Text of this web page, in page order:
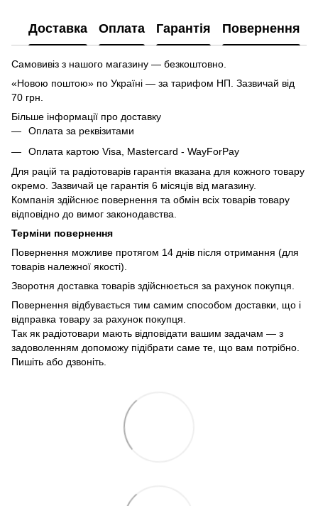
Доставка Оплата Гарантія Повернення
Самовивіз з нашого магазину — безкоштовно.
«Новою поштою» по Україні — за тарифом НП. Зазвичай від
70 грн.
Більше інформації про доставку
Оплата за реквізитами
Оплата картою Visa, Mastercard - WayForPay
Для рацій та радіотоварів гарантія вказана для кожного товару
окремо. Зазвичай це гарантія 6 місяців від магазину.
Компанія здійснює повернення та обмін всіх товарів товару
відповідно до вимог законодавства.
Терміни повернення
Повернення можливе протягом 14 днів після отримання (для
товарів належної якості).
Зворотня доставка товарів здійснюється за рахунок покупця.
Повернення відбувається тим самим способом доставки, що і
відправка товару за рахунок покупця.
Так як радіотовари мають відповідати вашим задачам — з
задоволенням допоможу підібрати саме те, що вам потрібно.
Пишіть або дзвоніть.